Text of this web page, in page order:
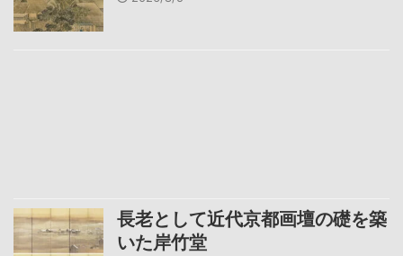
長老として近代京都画壇の礎を築
いた岸竹堂